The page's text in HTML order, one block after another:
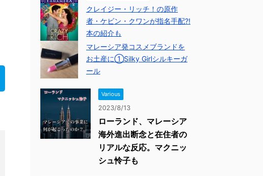
クレイジー・リッチ！の原作
者・ケビン・クワンが指名手配⁈
本の紹介も
マレーシア発コスメブランドを
お土産に①Silky Girlシルキーガ
ール
Various
2023/8/13
ローランド、マレーシア
海外進出断念と在住者の
リアルな反応。マクニッ
シュ怜子も